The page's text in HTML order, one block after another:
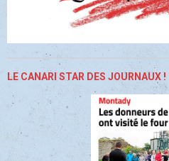
LE CANARI STAR DES JOURNAUX !